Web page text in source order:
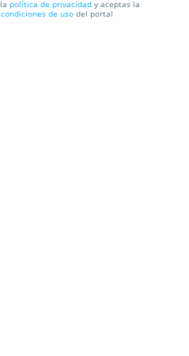
en el centro
política de privacidad y aceptas la
condiciones de uso del portal